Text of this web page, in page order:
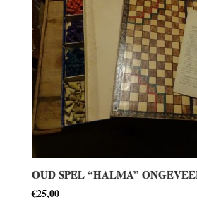
OUD SPEL “HALMA”
€25,00